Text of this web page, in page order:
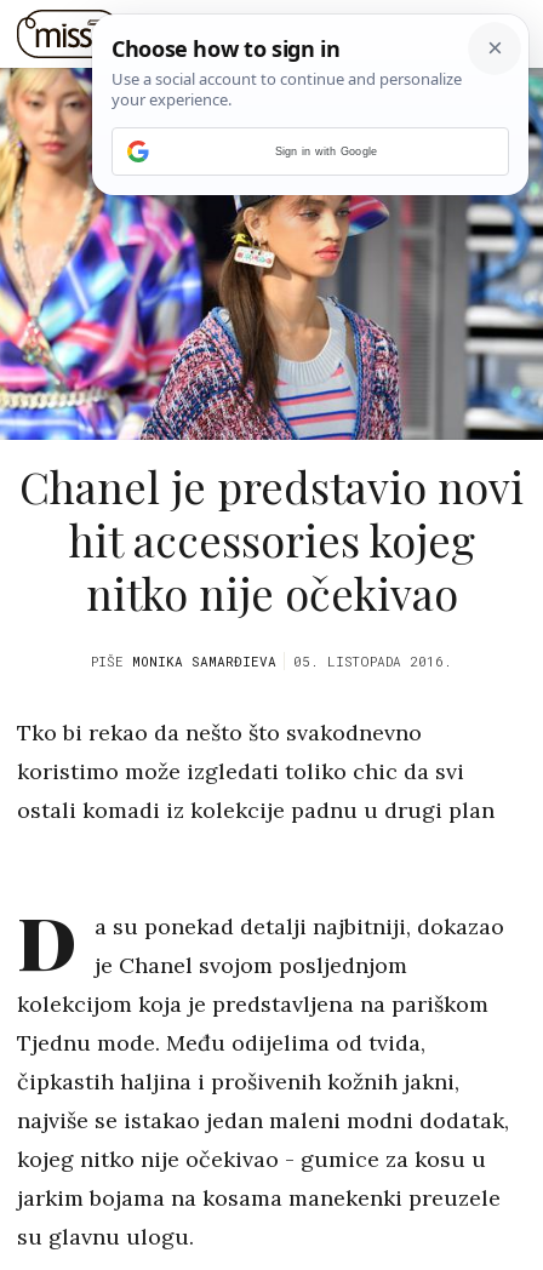
Chanel je predstavio novi
hit accessories kojeg
nitko nije očekivao
PIŠE MONIKA SAMARĐIEVA 05. LISTOPADA 2016.
Tko bi rekao da nešto što svakodnevno
koristimo može izgledati toliko chic da svi
ostali komadi iz kolekcije padnu u drugi plan
D
a su ponekad detalji najbitniji, dokazao
je Chanel svojom posljednjom
kolekcijom koja je predstavljena na pariškom
Tjednu mode. Među odijelima od tvida,
čipkastih haljina i prošivenih kožnih jakni,
najviše se istakao jedan maleni modni dodatak,
kojeg nitko nije očekivao - gumice za kosu u
jarkim bojama na kosama manekenki preuzele
su glavnu ulogu.
Sign in with Google